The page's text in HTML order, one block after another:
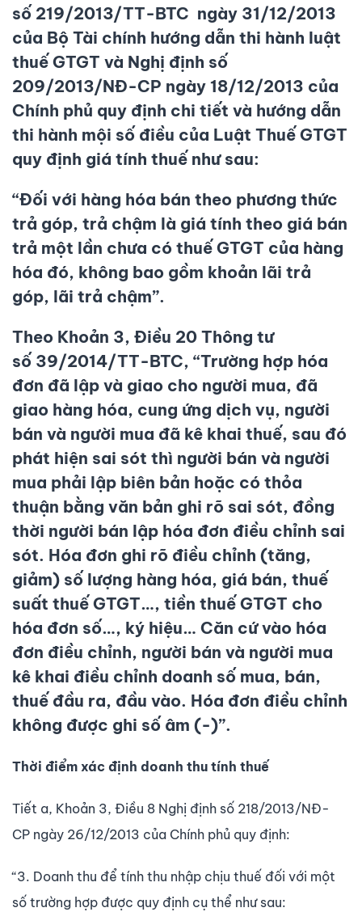
số 219/2013/TT-BTC ngày 31/12/2013
của Bộ Tài chính hướng dẫn thi hành luật
thuế GTGT và Nghị định số
209/2013/NĐ-CP ngày 18/12/2013 của
Chính phủ quy định chi tiết và hướng dẫn
thi hành mội số điều của Luật Thuế GTGT
quy định giá tính thuế như sau:
“Đối với hàng hóa bán theo phương thức
trả góp, trả chậm là giá tính theo giá bán
trả một lần chưa có thuế GTGT của hàng
hóa đó, không bao gồm khoản lãi trả
góp, lãi trả chậm”.
Theo Khoản 3, Điều 20 Thông tư
số 39/2014/TT-BTC, “Trường hợp hóa
đơn đã lập và giao cho người mua, đã
giao hàng hóa, cung ứng dịch vụ, người
bán và người mua đã kê khai thuế, sau đó
phát hiện sai sót thì người bán và người
mua phải lập biên bản hoặc có thỏa
thuận bằng văn bản ghi rõ sai sót, đồng
thời người bán lập hóa đơn điều chỉnh sai
sót. Hóa đơn ghi rõ điều chỉnh (tăng,
giảm) số lượng hàng hóa, giá bán, thuế
suất thuế GTGT…, tiền thuế GTGT cho
hóa đơn số…, ký hiệu… Căn cứ vào hóa
đơn điều chỉnh, người bán và người mua
kê khai điều chỉnh doanh số mua, bán,
thuế đầu ra, đầu vào. Hóa đơn điều chỉnh
không được ghi số âm (-)”.
Thời điểm xác định doanh thu tính thuế
Tiết a, Khoản 3, Điều 8 Nghị định số 218/2013/NĐ-
CP ngày 26/12/2013 của Chính phủ quy định:
“3. Doanh thu để tính thu nhập chịu thuế đối với một
số trường hợp được quy định cụ thể như sau: